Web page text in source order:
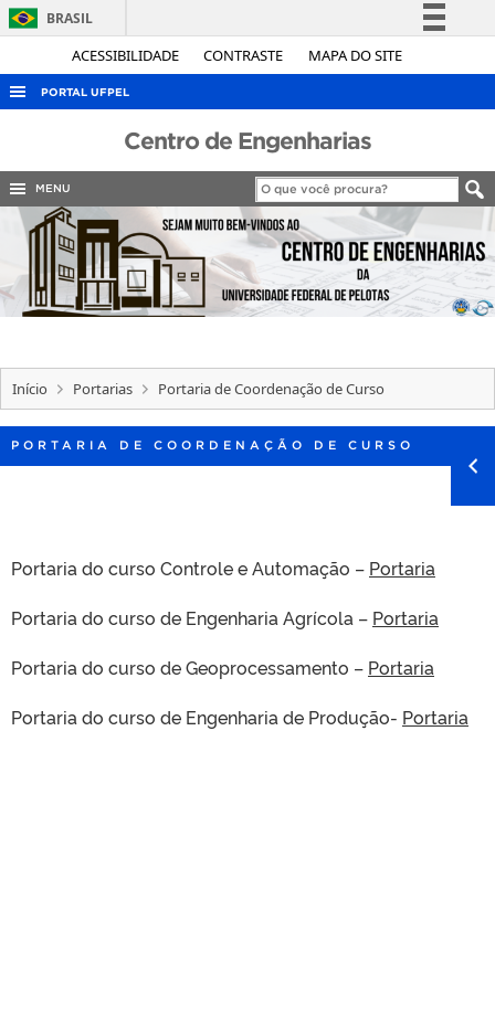
ACESSIBILIDADE CONTRASTE MAPA DO SITE
BRASIL
Simplifique!
Acesso à informação
Legislação
Canais
PORTAL UFPEL
COBALTO
CONCURSOS
EDITAIS
INTERNACIONAL
PORTARIAS
TELEFONES
Centro de Engenharias
MENU
Início Portarias Portaria de Coordenação de Curso
PORTARIA DE COORDENAÇÃO DE CURSO
Portaria do curso Controle e Automação – Portaria
Portaria do curso de Engenharia Agrícola – Portaria
Portaria do curso de Geoprocessamento – Portaria
Portaria do curso de Engenharia de Produção- Portaria